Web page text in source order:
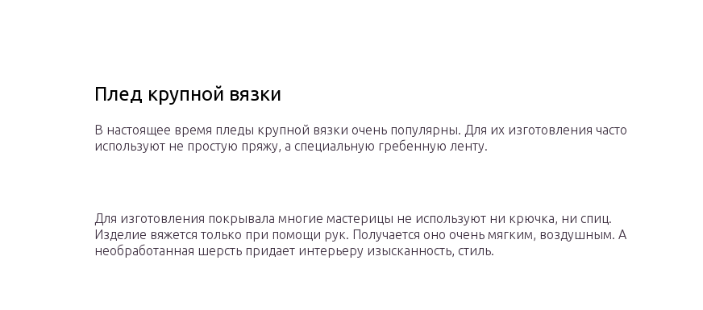
Плед крупной вязки
В настоящее время пледы крупной вязки очень популярны. Для их изготовления часто
используют не простую пряжу, а специальную гребенную ленту.
Для изготовления покрывала многие мастерицы не используют ни крючка, ни спиц.
Изделие вяжется только при помощи рук. Получается оно очень мягким, воздушным. А
необработанная шерсть придает интерьеру изысканность, стиль.